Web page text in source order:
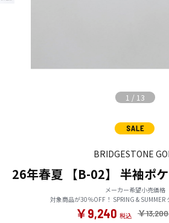
1 / 13
BRIDGESTONE
26年春夏 【B-02】 半袖ポ
メーカー希望小売価格
対象商品が30％OFF！ SPRING & SUMMER
￥13,200
￥9,240